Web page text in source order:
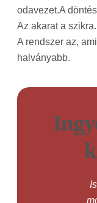
odavezet.A
Az akarat a szikra.
A rendszer az,
halványabb.